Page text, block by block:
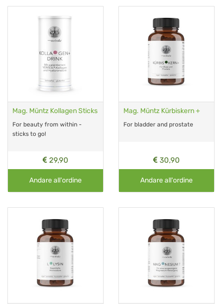
Mag. Müntz Kollagen Sticks
For beauty from within -
sticks to go!
29,90
Andare all'ordine
Mag. Müntz Kürbiskern +
For bladder and prostate
30,90
Andare all'ordine